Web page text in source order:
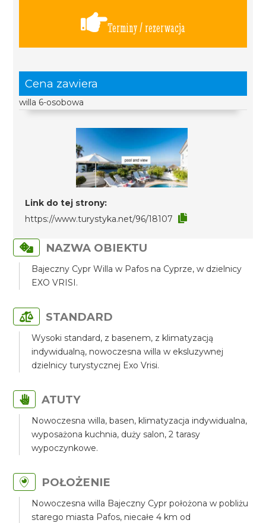
Terminy / rezerwacja
Cena zawiera
willa 6-osobowa
Link do tej strony:
https://www.turystyka.net/96/18107
NAZWA OBIEKTU
Bajeczny Cypr Willa w Pafos na Cyprze, w dzielnicy
EXO VRISI.
STANDARD
Wysoki standard, z basenem, z klimatyzacją
indywidualną, nowoczesna willa w eksluzywnej
dzielnicy turystycznej Exo Vrisi.
ATUTY
Nowoczesna willa, basen, klimatyzacja indywidualna,
wyposażona kuchnia, duży salon, 2 tarasy
wypoczynkowe.
POŁOŻENIE
Nowoczesna willa Bajeczny Cypr położona w pobliżu
starego miasta Pafos, niecałe 4 km od